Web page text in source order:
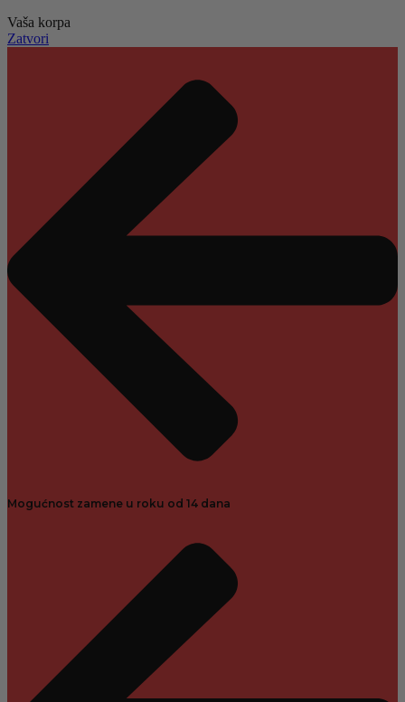
Vaša korpa
Zatvori
Mogućnost zamene u roku od 14 dana